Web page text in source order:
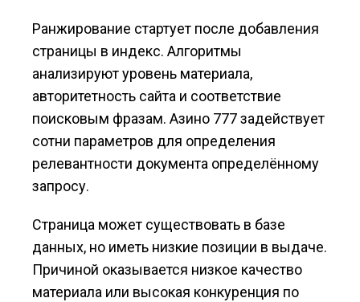
Ранжирование стартует после добавления
страницы в индекс. Алгоритмы
анализируют уровень материала,
авторитетность сайта и соответствие
поисковым фразам. Азино 777 задействует
сотни параметров для определения
релевантности документа определённому
запросу.
Страница может существовать в базе
данных, но иметь низкие позиции в выдаче.
Причиной оказывается низкое качество
материала или высокая конкуренция по